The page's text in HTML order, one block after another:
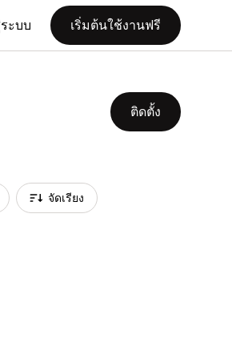
ะบบ เริ่มต้นใช้งานฟรี
ติดตั้ง
จัดเรียง